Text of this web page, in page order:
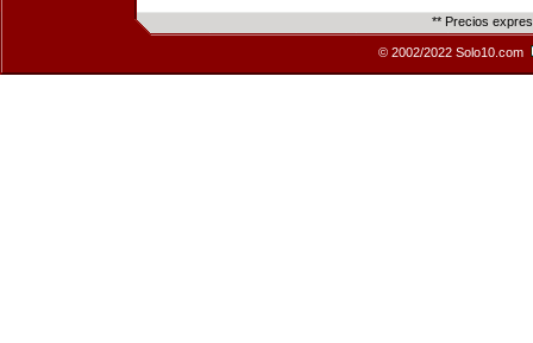
** Precios
© 2002/2022 Solo10.com